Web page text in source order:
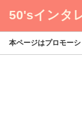
50'sインタ
本ページはプロモーシ